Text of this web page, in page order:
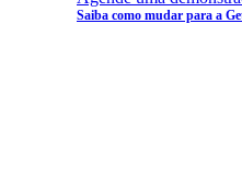
Saiba como mudar para a